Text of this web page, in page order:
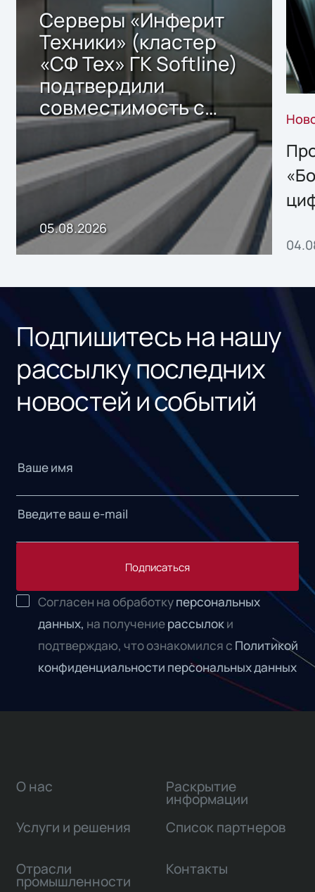
Серверы «Инферит
Техники» (кластер
«СФ Тех» ГК Softline)
подтвердили
совместимость с
решением Sharx
Storage 2.x для
хранения данных
05.08.2026
Подпишитесь на нашу
рассылку последних
новостей и событий
Подписаться
Согласен на обработкуперсональных
данных, на получениерассылоки
подтверждаю, что ознакомился с Политикой
конфиденциальности персональных данных
О нас
Услуги и решения
Отрасли
промышленности
Раскрытие
информации
Список партнеров
Контакты